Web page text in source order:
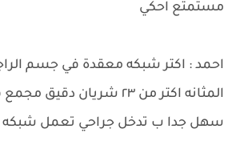
مستمتع احكي
احمد : اكتر شبكه معقدة في جسم
المثانه اكتر من ٢٣ شريان
سهل جدا ب تدخل جراحي تعمل شبكه